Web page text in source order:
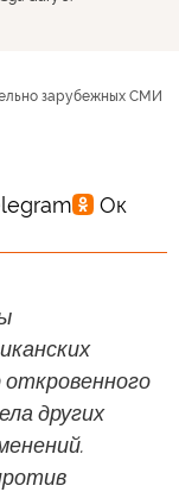
зарубежных СМИ
других